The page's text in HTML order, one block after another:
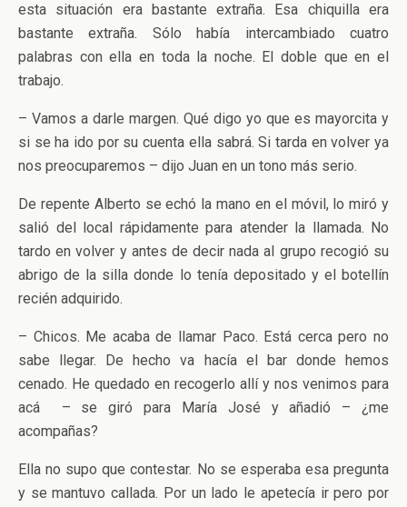
esta situación era bastante extraña. Esa chiquilla era
bastante extraña. Sólo había intercambiado cuatro
palabras con ella en toda la noche. El doble que en el
trabajo.
– Vamos a darle margen. Qué digo yo que es mayorcita y
si se ha ido por su cuenta ella sabrá. Si tarda en volver ya
nos preocuparemos – dijo Juan en un tono más serio.
De repente Alberto se echó la mano en el móvil, lo miró y
salió del local rápidamente para atender la llamada. No
tardo en volver y antes de decir nada al grupo recogió su
abrigo de la silla donde lo tenía depositado y el botellín
recién adquirido.
– Chicos. Me acaba de llamar Paco. Está cerca pero no
sabe llegar. De hecho va hacía el bar donde hemos
cenado. He quedado en recogerlo allí y nos venimos para
acá – se giró para María José y añadió – ¿me
acompañas?
Ella no supo que contestar. No se esperaba esa pregunta
y se mantuvo callada. Por un lado le apetecía ir pero por